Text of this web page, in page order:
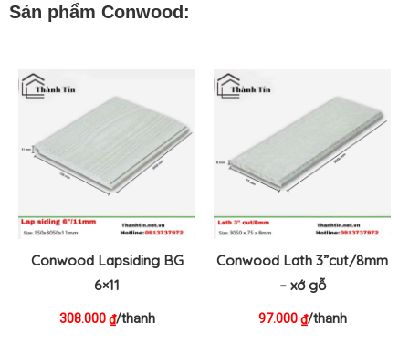
Sản phẩm Conwood:
Conwood Lapsiding BG
6×11
308.000₫/thanh
Conwood Lath 3”cut/8mm
– xớ gỗ
97.000₫/thanh